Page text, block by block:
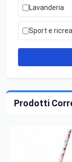
Lavanderia
Sport e
Prodotti